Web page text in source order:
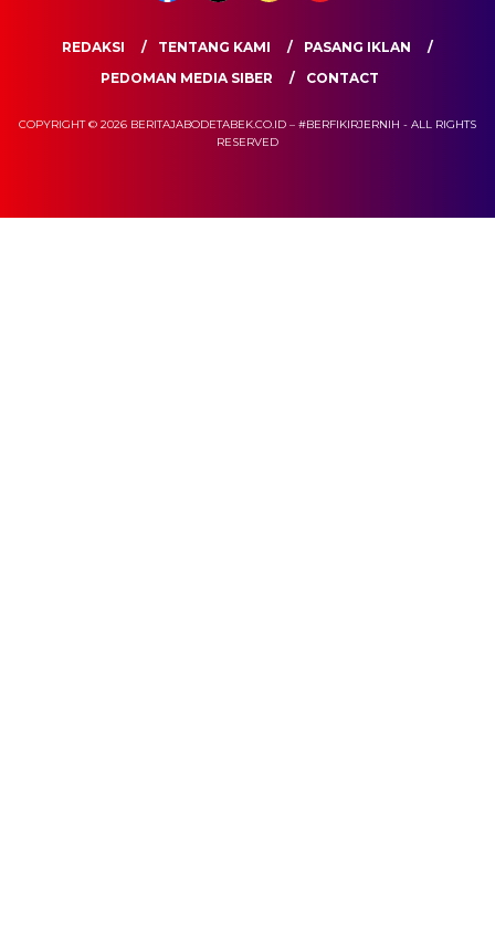
REDAKSI TENTANG KAMI
PASANG IKLAN
PEDOMAN MEDIA SIBER
CONTACT
COPYRIGHT © 2026 BERITAJABODETABEK.CO.ID – #BERFIKIRJERNIH - ALL RIGHTS
RESERVED